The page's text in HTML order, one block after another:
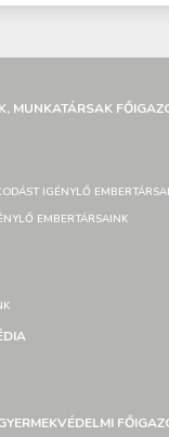
MUNKATÁRSAK
IGÉNYLŐ
EMBERTÁRSAINK